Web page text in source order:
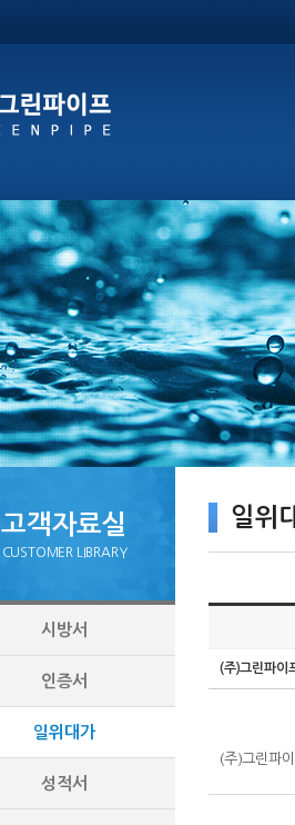
고객자료실
CUSTOMER LIBRARY
시방서
인증서
일위대가
성적서
일위
(주)그린파이
(주)그린파